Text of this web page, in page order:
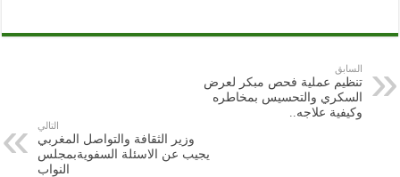
السابق
تنظيم عملية فحص مبكر لعرض
السكري والتحسيس بمخاطره
وكيفية علاجه..
التالي
وزير الثقافة والتواصل المغربي
يجيب عن الاسئلة السفويةبمجلس
النواب